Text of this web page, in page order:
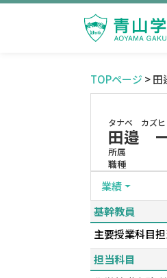
TOPページ >
タナベ カズヒ
田邉
所属
職種
業績
基幹教員
主要授業科目担
担当科目